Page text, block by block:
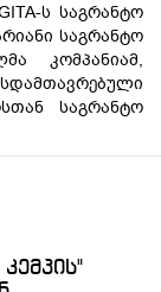
ს საგრანტო
საგრანტო
კომპანიამ,
საგრანტო